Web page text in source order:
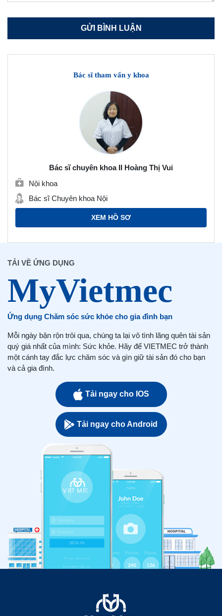
Bác sĩ tham vấn y khoa
Bác sĩ chuyên khoa II Hoàng Thị Vui
Nội khoa
Bác sĩ Chuyên khoa Nội
XEM HỒ SƠ
TẢI VỀ ỨNG DỤNG
Ứng dụng Chăm sóc sức khỏe cho gia đình bạn
Mỗi ngày bận rộn trôi qua, chúng ta lại vô tình lãng quên tài sản
quý giá nhất của mình: Sức khỏe. Hãy để VIETMEC trở thành
một cánh tay đắc lực chăm sóc và gìn giữ tài sản đó cho bạn
và cả gia đình.
Tải ngay cho IOS
Tải ngay cho Android